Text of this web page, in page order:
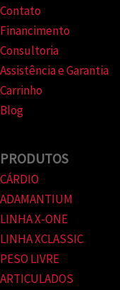
Contato
Financimento
Consultoria
Assistência e Garantia
Carrinho
Blog
PRODUTOS
CÁRDIO
ADAMANTIUM
LINHA X-ONE
LINHA XCLASSIC
PESO LIVRE
ARTICULADOS